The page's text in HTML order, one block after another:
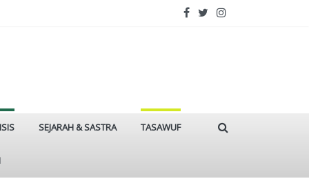
SEJARAH & SASTRA TASAWUF